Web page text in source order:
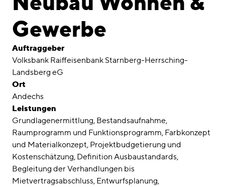
Awards
Karriere
Standorte
linkedininstagram
Deutsch
English
Impressum
Datenschutz
Gewerbe
Auftraggeber
Volksbank Raiffeisenbank Starnberg-Herrsching-
Landsberg eG
Ort
Andechs
Leistungen
Grundlagenermittlung Bestandsaufnahme
Raumprogramm und Funktionsprogramm Farbkonzept
und Materialkonzept Projektbudgetierung und
Kostenschätzung Definition Ausbaustandards
Begleitung der Verhandlungen bis
Mietvertragsabschluss Entwurfsplanung